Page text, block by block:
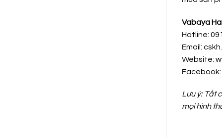
Vabaya
Hotline:
Email:
Website:
Facebook:
Lưu ý: Tất
mọi hình